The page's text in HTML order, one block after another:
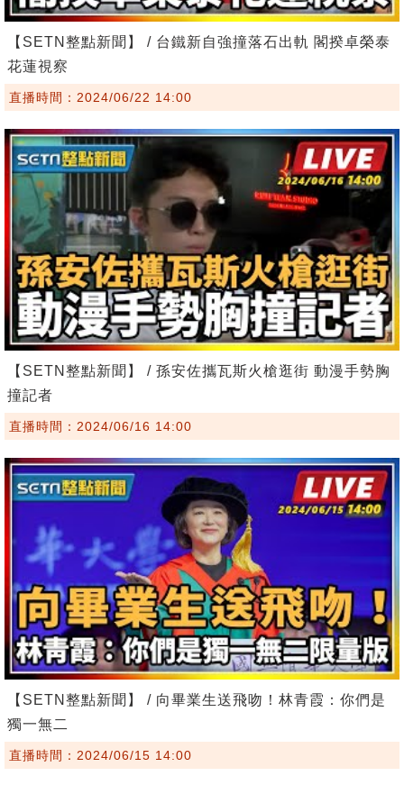
【SETN整點新聞】 / 台鐵新自強撞落石出軌 閣揆卓榮泰
花蓮視察
直播時間：2024/06/22 14:00
【SETN整點新聞】 / 孫安佐攜瓦斯火槍逛街 動漫手勢胸
撞記者
直播時間：2024/06/16 14:00
【SETN整點新聞】 / 向畢業生送飛吻！林青霞：你們是
獨一無二
直播時間：2024/06/15 14:00